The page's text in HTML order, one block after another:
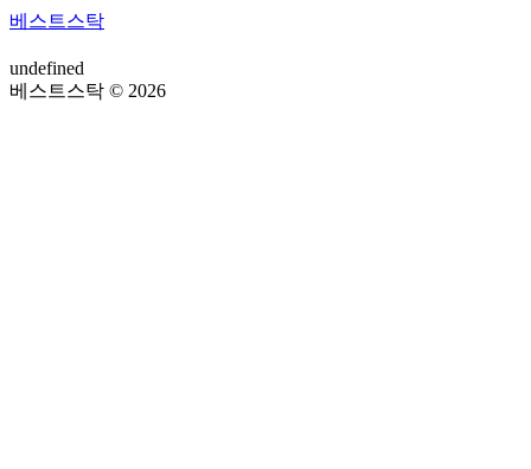
베스트스탁
undefined
베스트스탁 © 2026